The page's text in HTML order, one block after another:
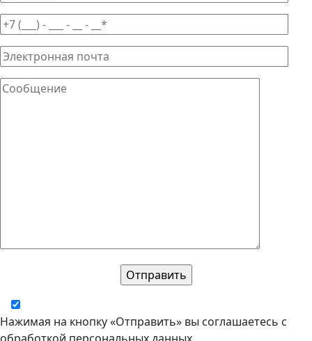
Нажимая на кнопку «Отправить» вы соглашаетесь с